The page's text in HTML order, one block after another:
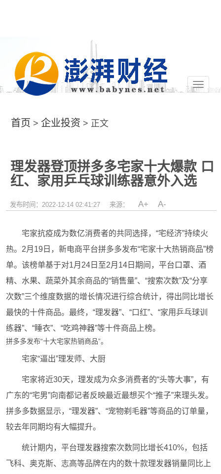
切
换
首页 > 企业投资 > 正文
理发器登顶拼多多宅家十大爆款 口
红、家用乒乓球训练器意外入选
发布时间：2022-12-14 02:41:27 来源： A+ A-
宅家抗疫成为数亿消费者的共同选择，“宅经济”持续火
热。2月19日，新电商平台拼多多发布“宅家十大热销商品”榜
单。该榜单基于对1月24日至2月14日期间，平台口罩、酒
精、水果、蔬菜外其余商品的“销售量”、“搜索次数”及“分享
次数”三个维度数据的增长情况进行综合统计，得出同比增长
最快的十件商品。最终，“理发器”、“口红”、“家用乒乓球训
练器”、“睡衣”、“吃鸡神器”等十件商品上榜。
拼多多发布“十大宅家热销商品”。
宅家“逼出”理发师、大厨
宅家将近30天，理发成为众多消费者的“头等大事”，有
广东的“宅男”向南都记者反映最近最想买个“推子”来理头发。
拼多多数据显示，“理发器”、“宠物剃毛器”等商品的订单量，
较去年同期均有大幅提升。
统计期内，平台理发器搜索次数同比增长410%，包括
飞科、奥克斯、志高等品牌在内的数十款理发器销量同比上